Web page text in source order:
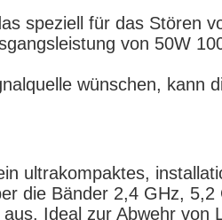
speziell für das Stören
von 50W
wünschen, kann
ultrakompaktes,
die Bänder 2,4 GHz,
Ideal zur Abwehr von